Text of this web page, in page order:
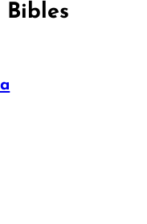
Bibles